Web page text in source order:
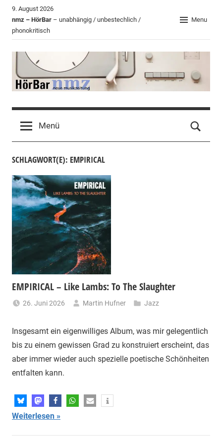
Zum
Inhalt
springen
9. August 2026
nmz – HörBar – unabhängig / unbestechlich /
phonokritisch
Menu
HörBar
der
nmz
Menü
SCHLAGWORT(E): EMPIRICAL
EMPIRICAL – Like Lambs: To The Slaughter
26. Juni 2026 Martin Hufner Jazz
Insgesamt ein eigenwilliges Album, was mir gelegentlich
bis zu einem gewissen Grad zu konstruiert erscheint, das
aber immer wieder auch spezielle poetische Schönheiten
entfalten kann.
Weiterlesen